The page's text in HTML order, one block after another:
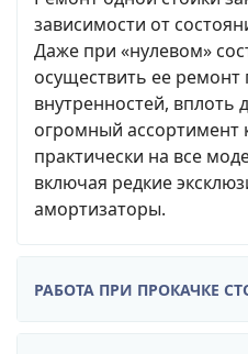
зависимости от
Даже при «нулевом»
осуществить ее ремонт
внутренностей, вплоть
огромный
практически на все
включая редкие
амортизаторы.
РАБОТА ПРИ ПРОКАЧКЕ